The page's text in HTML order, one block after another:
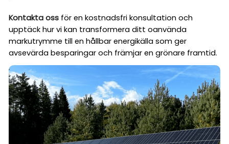
Kontakta ossför en kostnadsfri konsultation och
upptäck hur vi kan transformera ditt oanvända
markutrymme till en hållbar energikälla som ger
avsevärda besparingar och främjar en grönare framtid.